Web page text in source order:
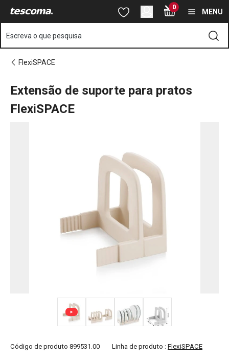
Está na página Extensão de suporte para pratos FlexiSPACE
Saltar para o conteúdo principal
Saltar para a pesquisa
Saltar para a navegação 0
MENU
Escreva o que pesquisa
FlexiSPACE
Extensão de suporte para pratos
FlexiSPACE
Código de produto 899531.00 Linha de produto : FlexiSPACE